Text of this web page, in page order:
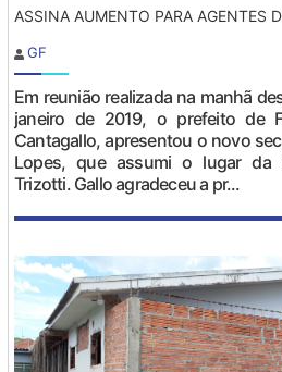
ASSINA AUMENTO PARA AGENTES
GF
Em reunião realizada na manhã
janeiro de 2019, o prefeito de
Cantagallo, apresentou o novo
Lopes, que assumi o lugar da
Trizotti. Gallo agradeceu a pr...